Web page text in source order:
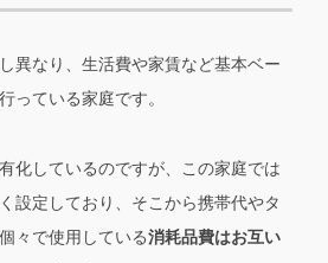
異なり、生活費や家賃など基本ベー
っている家庭です。
化しているのですが、この家庭では
設定しており、そこから携帯代やタ
々で使用している消耗品費はお互い